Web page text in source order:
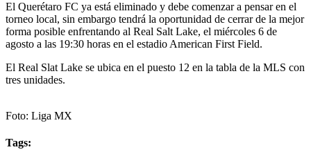
El Querétaro FC ya está eliminado y debe comenzar a pensar en el
torneo local, sin embargo tendrá la oportunidad de cerrar de la mejor
forma posible enfrentando al Real Salt Lake, el miércoles 6 de
agosto a las 19:30 horas en el estadio American First Field.
El Real Slat Lake se ubica en el puesto 12 en la tabla de la MLS con
tres unidades.
Foto: Liga MX
Tags: